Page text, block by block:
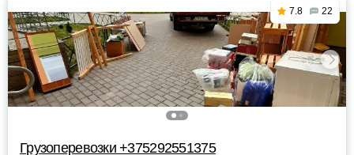
7.8 22
Грузоперевозки +375292551375